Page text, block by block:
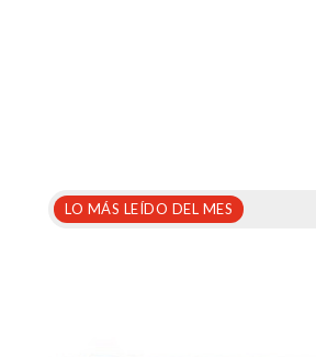
LO MÁS LEÍDO DEL MES